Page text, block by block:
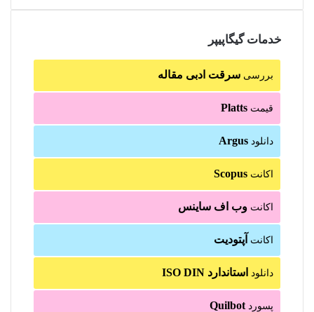
خدمات گیگاپیپر
بررسی سرقت ادبی مقاله
قیمت Platts
دانلود Argus
اکانت Scopus
اکانت وب اف ساینس
اکانت آپتودیت
دانلود استاندارد ISO DIN
پسورد Quilbot